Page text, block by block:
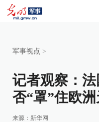
军事视点 >
记者观察：
否“罩”住欧
来源： 新华网